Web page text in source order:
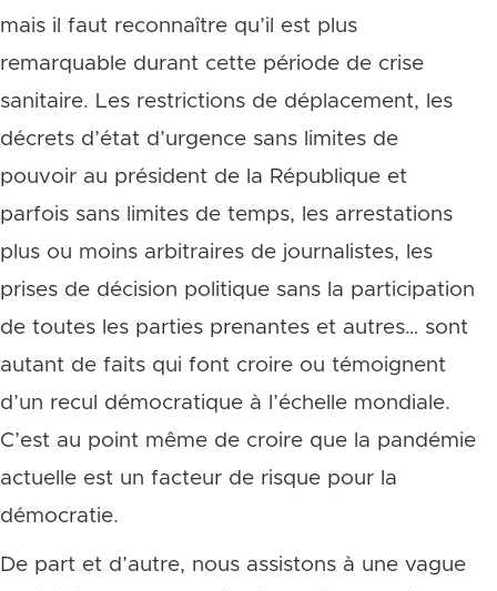
mais il faut reconnaître qu’il est plus
remarquable durant cette période de crise
sanitaire. Les restrictions de déplacement, les
décrets d’état d’urgence sans limites de
pouvoir au président de la République et
parfois sans limites de temps, les arrestations
plus ou moins arbitraires de journalistes, les
prises de décision politique sans la participation
de toutes les parties prenantes et autres… sont
autant de faits qui font croire ou témoignent
d’un recul démocratique à l’échelle mondiale.
C’est au point même de croire que la pandémie
actuelle est un facteur de risque pour la
démocratie.
De part et d’autre, nous assistons à une vague